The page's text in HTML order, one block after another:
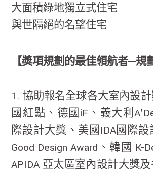
大面積綠地獨立式住宅
與世隔絕的名望住宅
【獎項規劃的最佳領航者─規
1. 協助報名全球各大室內設
國紅點、德國iF、義大利
際設計大獎、美國IDA國際
Good Design Award、韓國 K-
APIDA 亞太區室內設計大獎